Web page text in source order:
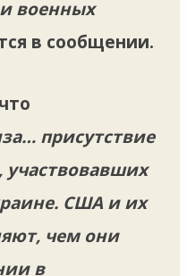
военных
в сообщении.
присутствие
участвовавших
США и их
чем они
в